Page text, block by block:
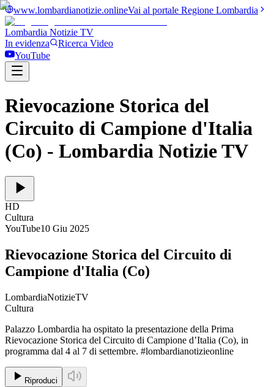
www.lombardianotizie.onlineVai al portale Regione Lombardia
Lombardia Notizie TV
In evidenza
Ricerca Video
YouTube
Rievocazione Storica del
Circuito di Campione d'Italia
(Co) - Lombardia Notizie TV
HD
Cultura
YouTube10 Giu 2025
Rievocazione Storica del Circuito di
Campione d'Italia (Co)
LombardiaNotizieTV
Cultura
Palazzo Lombardia ha ospitato la presentazione della Prima
Rievocazione Storica del Circuito di Campione d’Italia (Co), in
programma dal 4 al 7 di settembre. #lombardianotizieonline
Riproduci